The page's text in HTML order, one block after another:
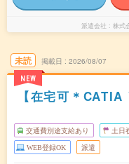
派遣会社 株式
未読
NEW
掲載日 2026/08/07
【在宅可＊
交通費別途支給あり 土日
WEB登録OK 派遣